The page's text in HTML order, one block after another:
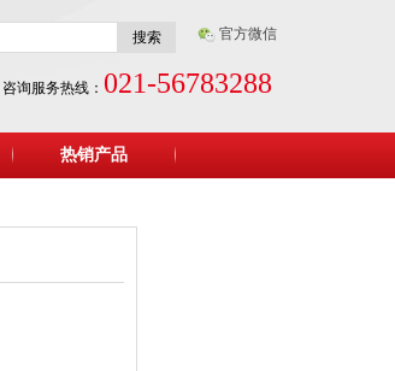
搜索 官方微信
咨询服务热线： 021-56783288
热销产品